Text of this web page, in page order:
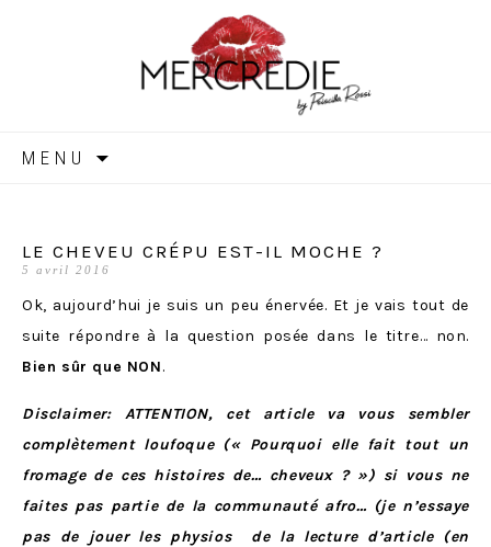
MERCREDIE
MENU
LE CHEVEU CRÉPU EST-IL MOCHE ?
5 avril 2016
Ok, aujourd’hui je suis un peu énervée. Et je vais tout de
suite répondre à la question posée dans le titre… non.
Bien sûr que NON.
Disclaimer: ATTENTION, cet article va vous sembler
complètement loufoque (« Pourquoi elle fait tout un
fromage de ces histoires de… cheveux ? ») si vous ne
faites pas partie de la communauté afro… (je n’essaye
pas de jouer les physios de la lecture d’article (en